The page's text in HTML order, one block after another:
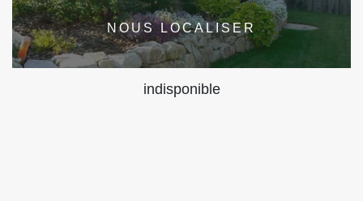
NOUS LOCALISER
indisponible